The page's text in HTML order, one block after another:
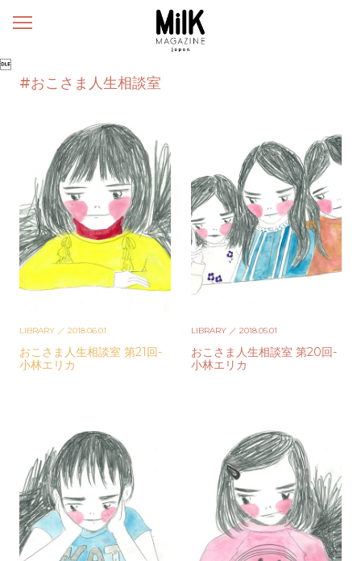
メ

#おこさま人生相談室
LIBRARY ／ 2018.06.01
おこさま人生相談室 第21回-
小林エリカ
LIBRARY／ 2018.05.01
おこさま人生相談室 第20回-
小林エリカ